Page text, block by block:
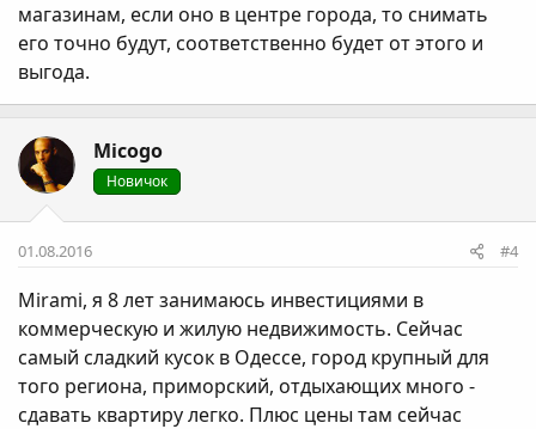
магазинам, если оно в центре города, то снимать
его точно будут, соответственно будет от этого и
выгода.
Micogo
Новичок
01.08.2016 #4
Mirami, я 8 лет занимаюсь инвестициями в
коммерческую и жилую недвижимость. Сейчас
самый сладкий кусок в Одессе, город крупный для
того региона, приморский, отдыхающих много -
сдавать квартиру легко. Плюс цены там сейчас